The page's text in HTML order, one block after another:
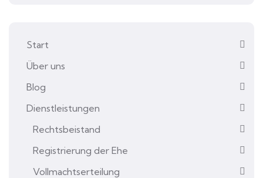
Start
Über uns
Blog
Dienstleistungen
Rechtsbeistand
Registrierung der Ehe
Vollmachtserteilung